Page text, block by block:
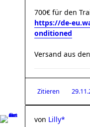
700€ für den
https://de-
onditioned
Versand aus
Zitieren
von Lilly*